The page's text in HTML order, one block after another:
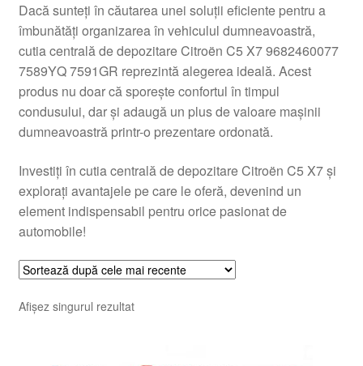
Termeni si conditii
Dacă sunteți în căutarea unei soluții eficiente pentru a
îmbunătăți organizarea în vehiculul dumneavoastră,
cutia centrală de depozitare Citroën C5 X7 9682460077
7589YQ 7591GR reprezintă alegerea ideală. Acest
produs nu doar că sporește confortul în timpul
condusului, dar și adaugă un plus de valoare mașinii
dumneavoastră printr-o prezentare ordonată.
Investiți în cutia centrală de depozitare Citroën C5 X7 și
explorați avantajele pe care le oferă, devenind un
element indispensabil pentru orice pasionat de
automobile!
Afișez singurul rezultat